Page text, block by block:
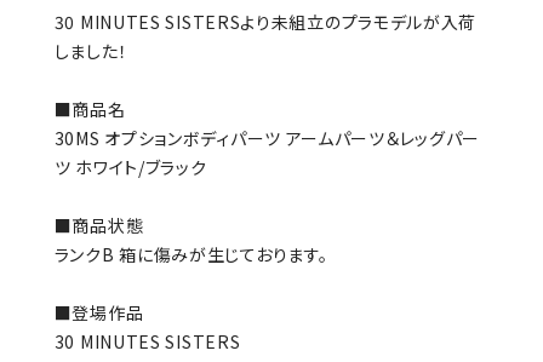
30 MINUTES SISTERSより未組立のプラモデルが入荷
しました！
■商品名
30MS オプションボディパーツ アームパーツ＆レッグパー
ツ ホワイト/ブラック
■商品状態
ランクB 箱に傷みが生じております。
■登場作品
30 MINUTES SISTERS